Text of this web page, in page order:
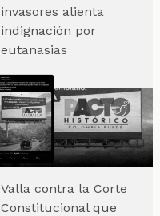
invasores alienta
indignación por
eutanasias
Valla contra la Corte
Constitucional que